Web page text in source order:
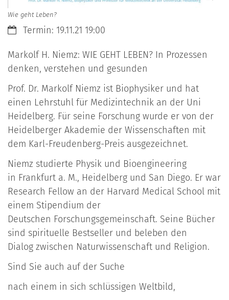
Wie geht Leben?
Datum:Termin: 19.11.21 19:00
Markolf H. Niemz: WIE GEHT LEBEN? In Prozessen
denken, verstehen und gesunden
Prof. Dr. Markolf Niemz ist Biophysiker und hat
einen Lehrstuhl für Medizintechnik an der Uni
Heidelberg. Für seine Forschung wurde er von der
Heidelberger Akademie der Wissenschaften mit
dem Karl-Freudenberg-Preis ausgezeichnet.
Niemz studierte Physik und Bioengineering
in Frankfurt a. M., Heidelberg und San Diego. Er war
Research Fellow an der Harvard Medical School mit
einem Stipendium der
Deutschen Forschungsgemeinschaft. Seine Bücher
sind spirituelle Bestseller und beleben den
Dialog zwischen Naturwissenschaft und Religion.
Sind Sie auch auf der Suche
nach einem in sich schlüssigen Weltbild,